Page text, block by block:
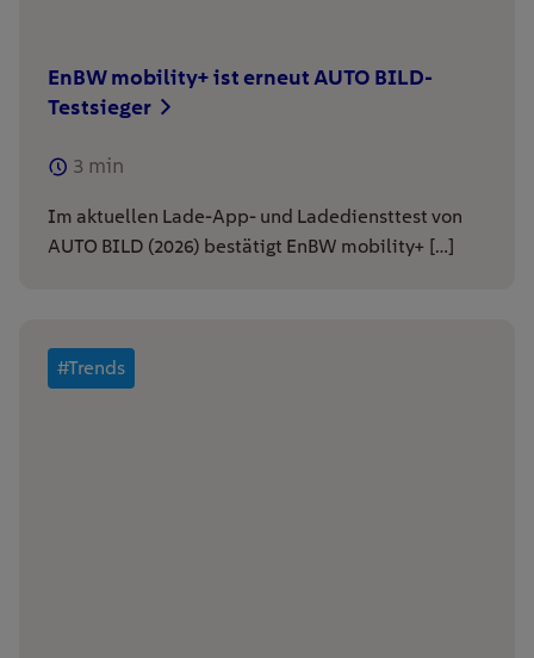
EnBW mobility+ ist erneut AUTO BILD-
Testsieger
3 min
Im aktuellen Lade-App- und Ladediensttest von
AUTO BILD (2026) bestätigt EnBW mobility+ […]
#Trends